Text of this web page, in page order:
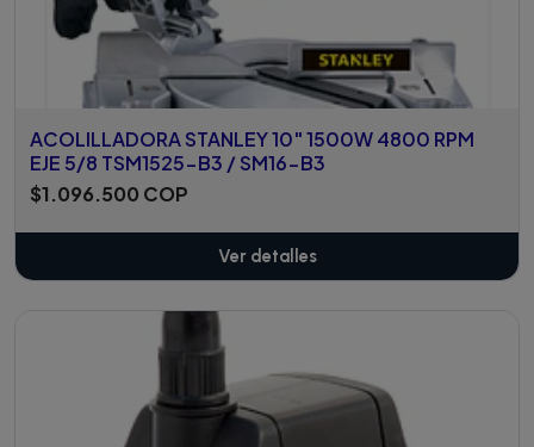
ACOLILLADORA STANLEY 10" 1500W 4800 RPM
EJE 5/8 TSM1525-B3 / SM16-B3
$1.096.500 COP
Ver detalles